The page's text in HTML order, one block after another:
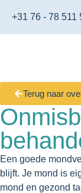
+31 76 - 78 511
Terug naar
Een goede
blijft. Je mond is
mond en gezond